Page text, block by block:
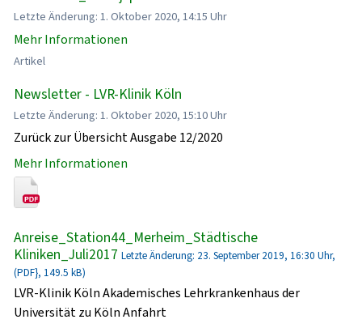
Letzte Änderung: 1. Oktober 2020, 14:15 Uhr
Mehr Informationen
Artikel
Newsletter - LVR-Klinik Köln
Letzte Änderung: 1. Oktober 2020, 15:10 Uhr
Zurück zur Übersicht Ausgabe 12/2020
Mehr Informationen
Anreise_Station44_Merheim_Städtische
Kliniken_Juli2017 Letzte Änderung: 23. September 2019, 16:30 Uhr,
(PDF}, 149.5 kB)
LVR-Klinik Köln Akademisches Lehrkrankenhaus der
Universität zu Köln Anfahrt